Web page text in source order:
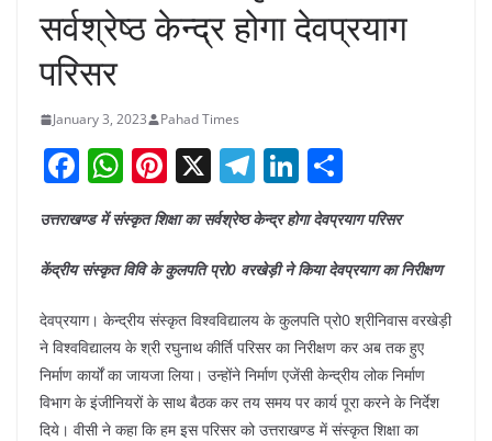
सर्वश्रेष्ठ केन्द्र होगा देवप्रयाग
परिसर
January 3, 2023 Pahad Times
F
c
e
b
o
o
k
W
h
at
s
A
p
p
Pi
er
e
st
X T
el
e
gr
a
m
Li
n
k
e
dI
n
ar
e
उत्तराखण्ड में संस्कृत शिक्षा का सर्वश्रेष्ठ केन्द्र होगा देवप्रयाग परिसर
केंद्रीय संस्कृत विवि के कुलपति प्रो0 वरखेड़ी ने किया देवप्रयाग का निरीक्षण
देवप्रयाग। केन्द्रीय संस्कृत विश्वविद्यालय के कुलपति प्रो0 श्रीनिवास वरखेड़ी
ने विश्वविद्यालय के श्री रघुनाथ कीर्ति परिसर का निरीक्षण कर अब तक हुए
निर्माण कार्यों का जायजा लिया। उन्होंने निर्माण एजेंसी केन्द्रीय लोक निर्माण
विभाग के इंजीनियरों के साथ बैठक कर तय समय पर कार्य पूरा करने के निर्देश
दिये। वीसी ने कहा कि हम इस परिसर को उत्तराखण्ड में संस्कृत शिक्षा का